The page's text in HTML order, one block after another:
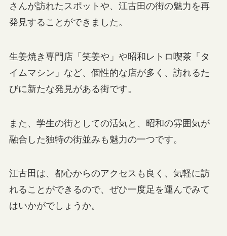
さんが訪れたスポットや、江古田の街の魅力を再
発見することができました。
生姜焼き専門店「笑姜や」や昭和レトロ喫茶「タ
イムマシン」など、個性的な店が多く、訪れるた
びに新たな発見がある街です。
また、学生の街としての活気と、昭和の雰囲気が
融合した独特の街並みも魅力の一つです。
江古田は、都心からのアクセスも良く、気軽に訪
れることができるので、ぜひ一度足を運んでみて
はいかがでしょうか。